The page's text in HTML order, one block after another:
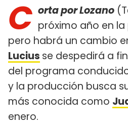
C orta por Lozano
próximo año en
pero habrá un cambio
Lucius se despedirá a
del programa
y la producción busca
más conocida como
enero.